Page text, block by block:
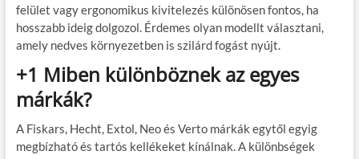
felület vagy ergonomikus kivitelezés különösen fontos, ha
hosszabb ideig dolgozol. Érdemes olyan modellt választani,
amely nedves környezetben is szilárd fogást nyújt.
+1 Miben különböznek az egyes
márkák?
A Fiskars, Hecht, Extol, Neo és Verto márkák egytől egyig
megbízható és tartós kellékeket kínálnak. A különbségek